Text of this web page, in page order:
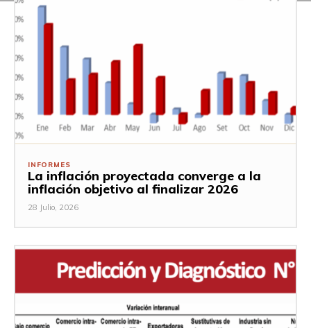
INFORMES
La inflación proyectada converge a la
inflación objetivo al finalizar 2026
28 Julio, 2026